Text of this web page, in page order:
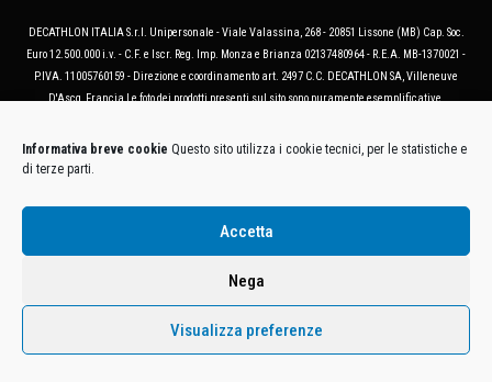
Informativa breve cookie Questo sito utilizza i cookie tecnici, per le statistiche e
di terze parti.
Accetta
Nega
Visualizza preferenze
DECATHLON ITALIA S.r.l. Unipersonale - Viale Valassina, 268 - 20851 Lissone (MB) Cap. Soc.
Euro 12.500.000 i.v. - C.F. e Iscr. Reg. Imp. Monza e Brianza 02137480964 - R.E.A. MB-1370021 -
P.IVA. 11005760159 - Direzione e coordinamento art. 2497 C.C. DECATHLON SA, Villeneuve
D'Ascq, Francia Le foto dei prodotti presenti sul sito sono puramente esemplificative.